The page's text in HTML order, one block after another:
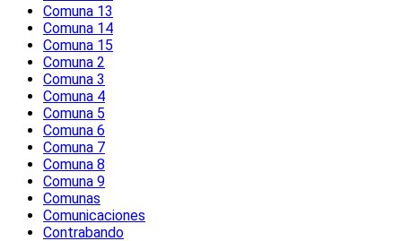
Comuna 13
Comuna 14
Comuna 15
Comuna 2
Comuna 3
Comuna 4
Comuna 5
Comuna 6
Comuna 7
Comuna 8
Comuna 9
Comunas
Comunicaciones
Contrabando